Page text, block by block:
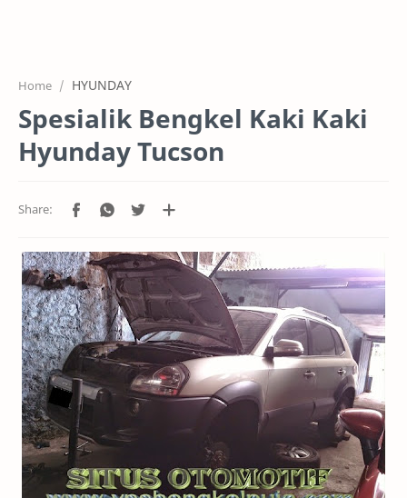
PROJEK
SERVICE
RTL MODE
Home HYUNDAY
Spesialik Bengkel Kaki Kaki
Hyunday Tucson